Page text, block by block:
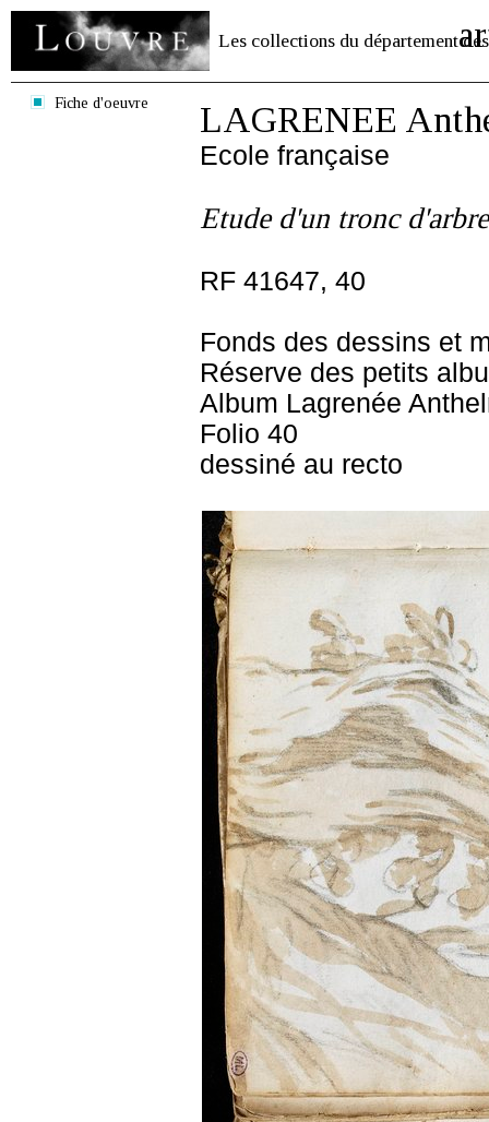
Les collections du département des
Fiche d'oeuvre LAGRENEE
Ecole française
Etude d'un tronc d'arbre
RF 41647, 40
Fonds des dessins et
Réserve des petits
Album Lagrenée
Folio 40
dessiné au recto